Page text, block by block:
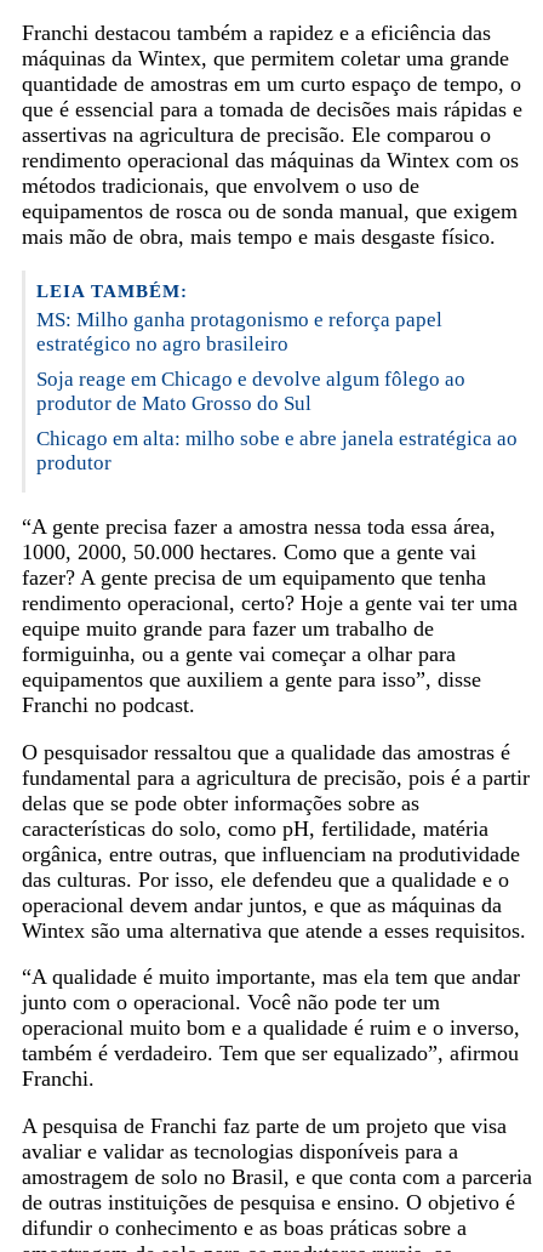
Franchi destacou também a rapidez e a eficiência das
máquinas da Wintex, que permitem coletar uma grande
quantidade de amostras em um curto espaço de tempo, o
que é essencial para a tomada de decisões mais rápidas e
assertivas na agricultura de precisão. Ele comparou o
rendimento operacional das máquinas da Wintex com os
métodos tradicionais, que envolvem o uso de
equipamentos de rosca ou de sonda manual, que exigem
mais mão de obra, mais tempo e mais desgaste físico.
LEIA TAMBÉM:
MS: Milho ganha protagonismo e reforça papel
estratégico no agro brasileiro
Soja reage em Chicago e devolve algum fôlego ao
produtor de Mato Grosso do Sul
Chicago em alta: milho sobe e abre janela estratégica ao
produtor
“A gente precisa fazer a amostra nessa toda essa área,
1000, 2000, 50.000 hectares. Como que a gente vai
fazer? A gente precisa de um equipamento que tenha
rendimento operacional, certo? Hoje a gente vai ter uma
equipe muito grande para fazer um trabalho de
formiguinha, ou a gente vai começar a olhar para
equipamentos que auxiliem a gente para isso”, disse
Franchi no podcast.
O pesquisador ressaltou que a qualidade das amostras é
fundamental para a agricultura de precisão, pois é a partir
delas que se pode obter informações sobre as
características do solo, como pH, fertilidade, matéria
orgânica, entre outras, que influenciam na produtividade
das culturas. Por isso, ele defendeu que a qualidade e o
operacional devem andar juntos, e que as máquinas da
Wintex são uma alternativa que atende a esses requisitos.
“A qualidade é muito importante, mas ela tem que andar
junto com o operacional. Você não pode ter um
operacional muito bom e a qualidade é ruim e o inverso,
também é verdadeiro. Tem que ser equalizado”, afirmou
Franchi.
A pesquisa de Franchi faz parte de um projeto que visa
avaliar e validar as tecnologias disponíveis para a
amostragem de solo no Brasil, e que conta com a parceria
de outras instituições de pesquisa e ensino. O objetivo é
difundir o conhecimento e as boas práticas sobre a